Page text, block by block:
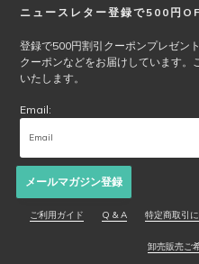
ニュースレター登録で500円
登録で500円割引クーポンプレゼン
クーポンなどをお届けしています
いたします。
Email:
メールマガジン登録
ご利用ガイド Q & A 特定商取引
卸売販売ご